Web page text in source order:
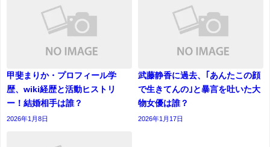
甲斐まりか・プロフィール学
歴、wiki経歴と活動ヒストリ
ー！結婚相手は誰？
2026年1月8日
武藤静香に過去、｢あんたこの顔
で生きてんの｣と暴言を吐いた大
物女優は誰？
2026年1月17日